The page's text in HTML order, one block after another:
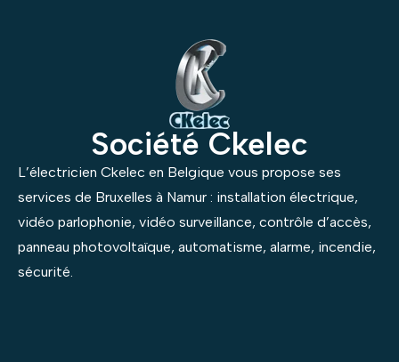
Société Ckelec
L’électricien Ckelec en Belgique vous propose ses
services de Bruxelles à Namur : installation électrique,
vidéo parlophonie, vidéo surveillance, contrôle d’accès,
panneau photovoltaïque, automatisme, alarme, incendie,
sécurité.